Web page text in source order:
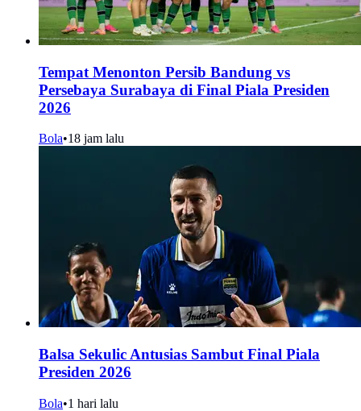
Tempat Menonton Persib Bandung vs
Persebaya Surabaya di Final Piala Presiden
2026
Bola•18 jam lalu
Balsa Sekulic Antusias Sambut Final Piala
Presiden 2026
Bola•1 hari lalu